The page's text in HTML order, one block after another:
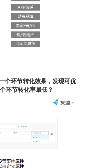
个环节转化效果，发现可优
环节转化率最低？